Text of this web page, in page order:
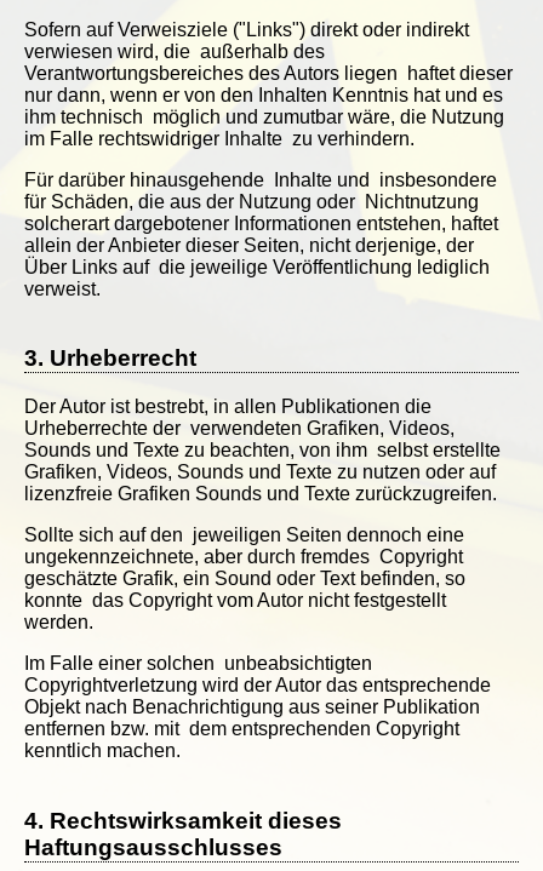
Sofern auf Verweisziele ("Links") direkt oder indirekt
verwiesen wird, die außerhalb des
Verantwortungsbereiches des Autors liegen haftet dieser
nur dann, wenn er von den Inhalten Kenntnis hat und es
ihm technisch möglich und zumutbar wäre, die Nutzung
im Falle rechtswidriger Inhalte zu verhindern.
Für darüber hinausgehende Inhalte und insbesondere
für Schäden, die aus der Nutzung oder Nichtnutzung
solcherart dargebotener Informationen entstehen, haftet
allein der Anbieter dieser Seiten, nicht derjenige, der
Über Links auf die jeweilige Veröffentlichung lediglich
verweist.
3. Urheberrecht
Der Autor ist bestrebt, in allen Publikationen die
Urheberrechte der verwendeten Grafiken, Videos,
Sounds und Texte zu beachten, von ihm selbst erstellte
Grafiken, Videos, Sounds und Texte zu nutzen oder auf
lizenzfreie Grafiken Sounds und Texte zurückzugreifen.
Sollte sich auf den jeweiligen Seiten dennoch eine
ungekennzeichnete, aber durch fremdes Copyright
geschätzte Grafik, ein Sound oder Text befinden, so
konnte das Copyright vom Autor nicht festgestellt
werden.
Im Falle einer solchen unbeabsichtigten
Copyrightverletzung wird der Autor das entsprechende
Objekt nach Benachrichtigung aus seiner Publikation
entfernen bzw. mit dem entsprechenden Copyright
kenntlich machen.
4. Rechtswirksamkeit dieses
Haftungsausschlusses